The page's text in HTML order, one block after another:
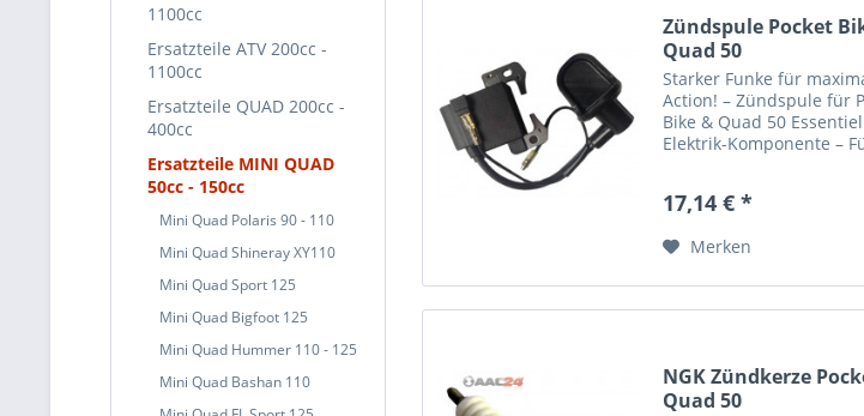
1100cc
Ersatzteile ATV 200cc -
1100cc
Ersatzteile QUAD 200cc -
400cc
Ersatzteile MINI QUAD
50cc - 150cc
Mini Quad Polaris 90 - 110
Mini Quad Shineray XY110
Mini Quad Sport 125
Mini Quad Bigfoot 125
Mini Quad Hummer 110 - 125
Mini Quad Bashan 110
Zündspule Pocket
Quad 50
Starker Funke für
Action! – Zündspule für
Bike & Quad 50
Elektrik-Komponente –
eine kraftvolle
17,14 € *
Merken
NGK Zündkerze
Quad 50